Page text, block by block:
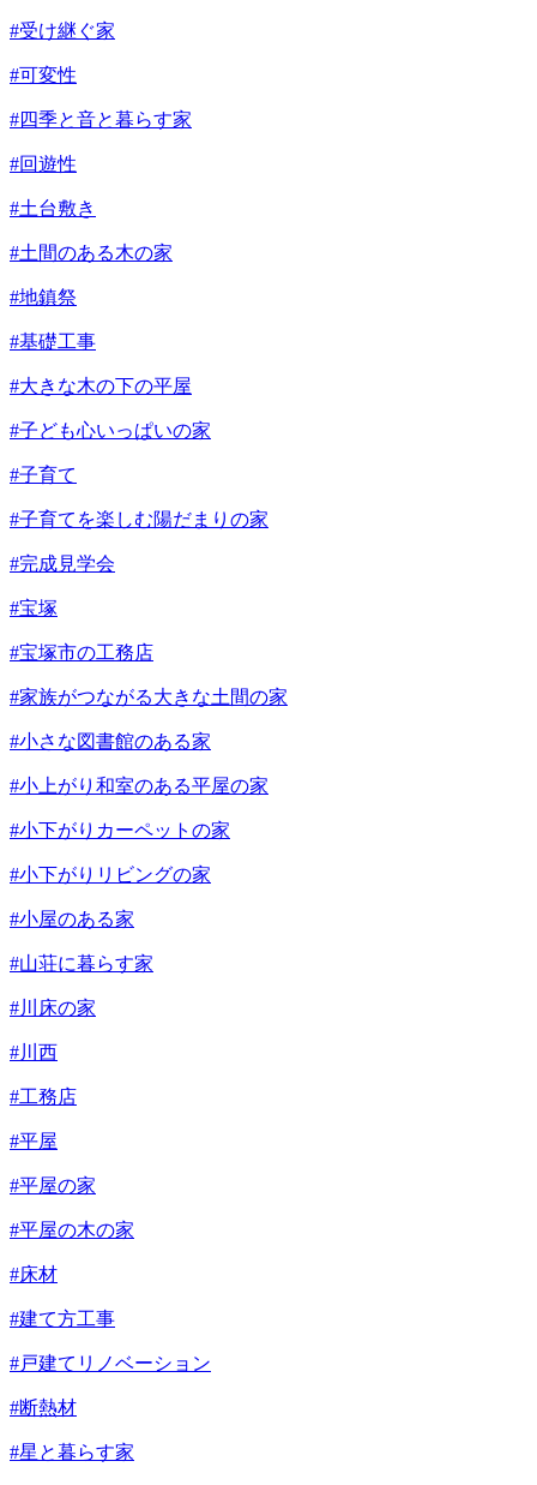
#受け継ぐ家
#可変性
#四季と音と暮らす家
#回遊性
#土台敷き
#土間のある木の家
#地鎮祭
#基礎工事
#大きな木の下の平屋
#子ども心いっぱいの家
#子育て
#子育てを楽しむ陽だまりの家
#完成見学会
#宝塚
#宝塚市の工務店
#家族がつながる大きな土間の家
#小さな図書館のある家
#小上がり和室のある平屋の家
#小下がりカーペットの家
#小下がりリビングの家
#小屋のある家
#山荘に暮らす家
#川床の家
#川西
#工務店
#平屋
#平屋の家
#平屋の木の家
#床材
#建て方工事
#戸建てリノベーション
#断熱材
#星と暮らす家